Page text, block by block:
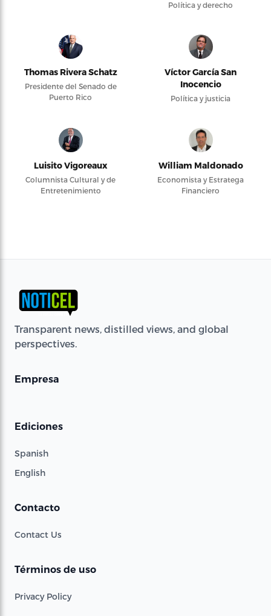
Política y derecho
Thomas Rivera Schatz
Presidente del Senado de
Puerto Rico
Víctor García San
Inocencio
Política y justicia
Luisito Vigoreaux
Columnista Cultural y de
Entretenimiento
William Maldonado
Economista y Estratega
Financiero
Transparent news, distilled views, and global
perspectives.
Empresa
Ediciones
Spanish
English
Contacto
Contact Us
Términos de uso
Privacy Policy